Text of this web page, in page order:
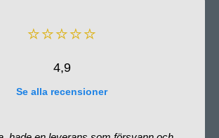
⭐⭐⭐⭐⭐
4,9
Se alla recensioner